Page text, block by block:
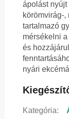
ápolást nyújt
körömvirág-,
tartalmazó
mérsékelni
és
nyári
Kategória: